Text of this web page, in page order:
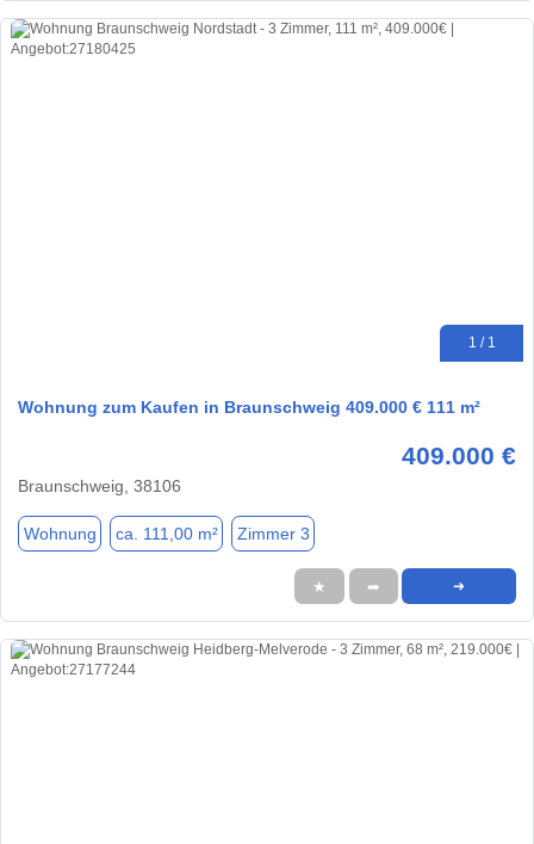
1 / 1
Wohnung zum Kaufen in Braunschweig 409.000 € 111 m²
409.000 €
Braunschweig, 38106
Wohnung ca. 111,00 m² Zimmer 3
★ ➦ ➜